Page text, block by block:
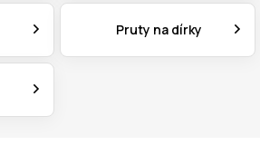
Pruty na dírky